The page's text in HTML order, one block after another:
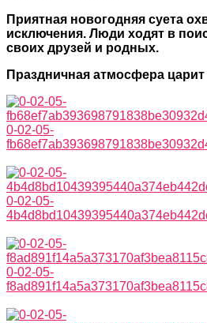
Приятная новогодняя суета
исключения. Люди ходят в
своих друзей и родных.
Праздничная атмосфера
0-02-05-
0-02-05-
0-02-05-